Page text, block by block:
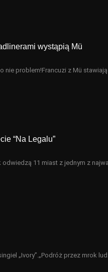
wystąpią Mü
nie problem!Francuzi z Mü
“Na Legalu”
odwiedzą 11 miast z jednym z
„Ivory”.„Podróż przez mrok